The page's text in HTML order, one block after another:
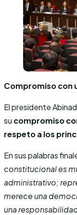
Compromiso con
El presidente
su compromiso
respeto a los
En sus palabras
constitucional es
administrativo;
merece una
una